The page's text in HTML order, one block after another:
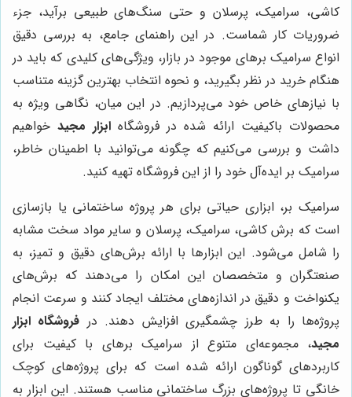
کاشی، سرامیک، پرسلان و حتی سنگ‌های طبیعی برآید، جزء
ضروریات کار شماست. در این راهنمای جامع، به بررسی دقیق
انواع سرامیک برهای موجود در بازار، ویژگی‌های کلیدی که باید در
هنگام خرید در نظر بگیرید، و نحوه انتخاب بهترین گزینه متناسب
با نیازهای خاص خود می‌پردازیم. در این میان، نگاهی ویژه به
محصولات باکیفیت ارائه شده در فروشگاه ابزار مجید خواهیم
داشت و بررسی می‌کنیم که چگونه می‌توانید با اطمینان خاطر،
سرامیک بر ایده‌آل خود را از این فروشگاه تهیه کنید.
سرامیک بر، ابزاری حیاتی برای هر پروژه ساختمانی یا بازسازی
است که برش کاشی، سرامیک، پرسلان و سایر مواد سخت مشابه
را شامل می‌شود. این ابزارها با ارائه برش‌های دقیق و تمیز، به
صنعتگران و متخصصان این امکان را می‌دهند که برش‌های
یکنواخت و دقیق در اندازه‌های مختلف ایجاد کنند و سرعت انجام
پروژه‌ها را به طرز چشمگیری افزایش دهند. در فروشگاه ابزار
مجید، مجموعه‌ای متنوع از سرامیک برهای با کیفیت برای
کاربردهای گوناگون ارائه شده است که برای پروژه‌های کوچک
خانگی تا پروژه‌های بزرگ ساختمانی مناسب هستند. این ابزار به